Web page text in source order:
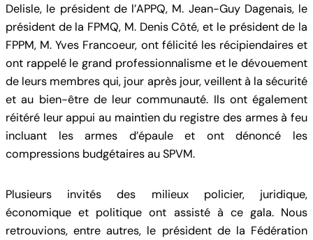
Delisle, le président de l’APPQ, M. Jean-Guy Dagenais, le
président de la FPMQ, M. Denis Côté, et le président de la
FPPM, M. Yves Francoeur, ont félicité les récipiendaires et
ont rappelé le grand professionnalisme et le dévouement
de leurs membres qui, jour après jour, veillent à la sécurité
et au bien-être de leur communauté. Ils ont également
réitéré leur appui au maintien du registre des armes à feu
incluant les armes d’épaule et ont dénoncé les
compressions budgétaires au SPVM.
Plusieurs invités des milieux policier, juridique,
économique et politique ont assisté à ce gala. Nous
retrouvions, entre autres, le président de la Fédération